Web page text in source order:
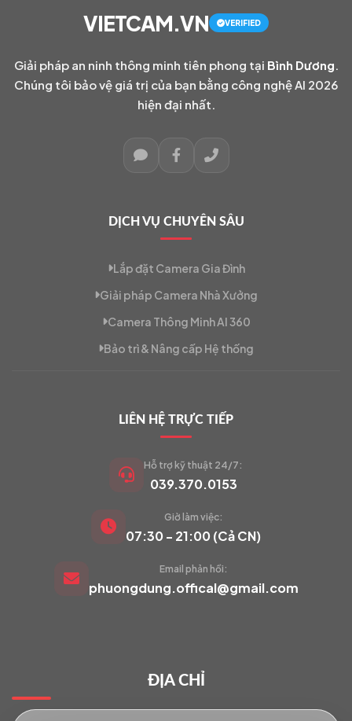
VIETCAM.VN
Đang trực tuyến
VIETCAM.VN VERIFIED
Giải pháp an ninh thông minh tiên phong tại Bình Dương
Chúng tôi bảo vệ giá trị của bạn bằng công nghệ AI 2026
hiện đại nhất.
DỊCH VỤ CHUYÊN SÂU
Lắp đặt Camera Gia Đình
Giải pháp Camera Nhà Xưởng
Camera Thông Minh AI 360
Bảo trì & Nâng cấp Hệ thống
LIÊN HỆ TRỰC TIẾP
Hỗ trợ kỹ thuật 24/7:
039.370.0153
Giờ làm việc:
07:30 - 21:00 (Cả CN)
Email phản hồi:
phuongdung.offical@gmail.com
ĐỊA CHỈ